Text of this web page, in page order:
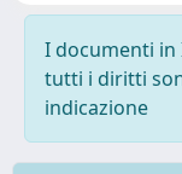
I documenti in
tutti i diritti
indicazione